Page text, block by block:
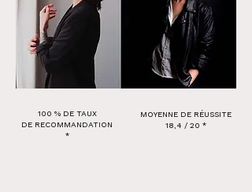
100 % DE TAUX
DE RECOMMANDATION
*
MOYENNE DE RÉUSSITE
18,4 / 20 *